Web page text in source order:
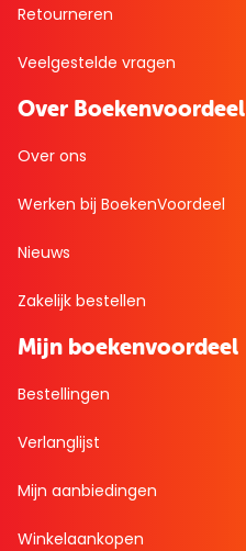
Retourneren
Veelgestelde vragen
Over Boekenvoordeel
Over ons
Werken bij BoekenVoordeel
Nieuws
Zakelijk bestellen
Mijn boekenvoordeel
Bestellingen
Verlanglijst
Mijn aanbiedingen
Winkelaankopen